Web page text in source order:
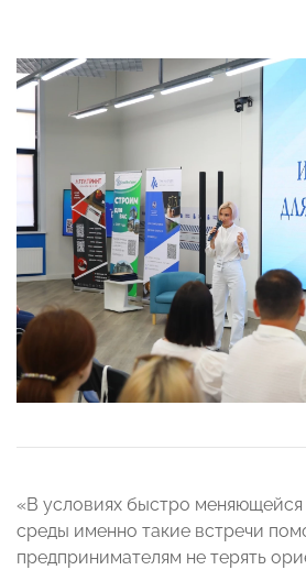
«В условиях быстро
среды именно такие встречи
предпринимателям не терять